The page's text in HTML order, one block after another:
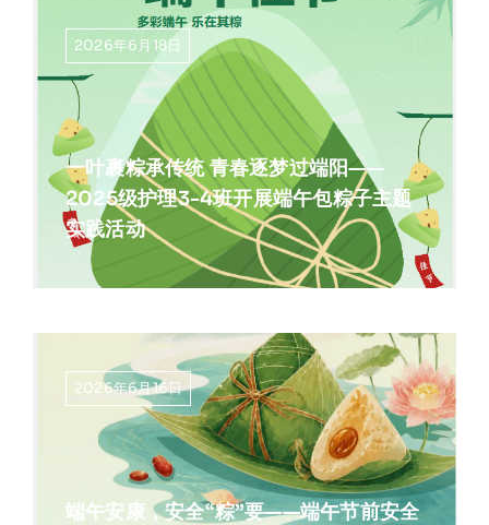
2026年6月18日
一叶裹粽承传统 青春逐梦过端阳——
2025级护理3-4班开展端午包粽子主题
实践活动
2026年6月16日
端午安康，安全“粽”要——端午节前安全